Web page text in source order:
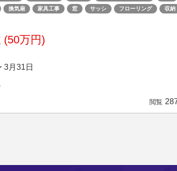
換気扇 家具工事 窓 サッシ フローリング 収納
(50万円)
3月31日
閲覧